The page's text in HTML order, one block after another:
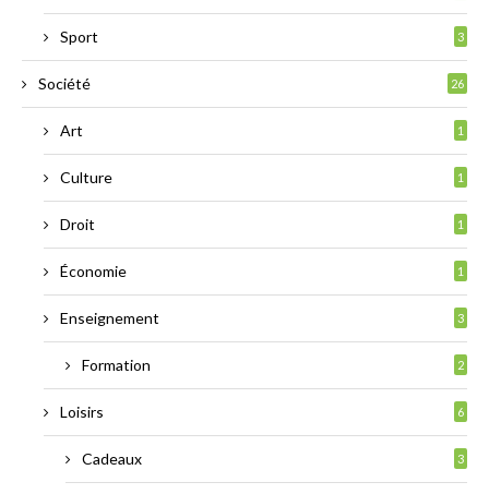
Sport 3
Société 26
Art 1
Culture 1
Droit 1
Économie 1
Enseignement 3
Formation 2
Loisirs 6
Cadeaux 3